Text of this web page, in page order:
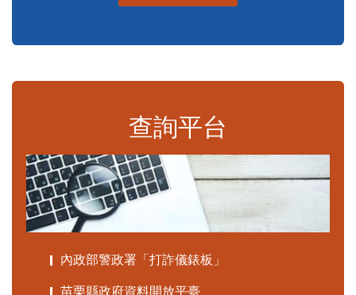
查詢平台
內政部警政署「打詐儀錶板」
苗栗縣政府資料開放平臺